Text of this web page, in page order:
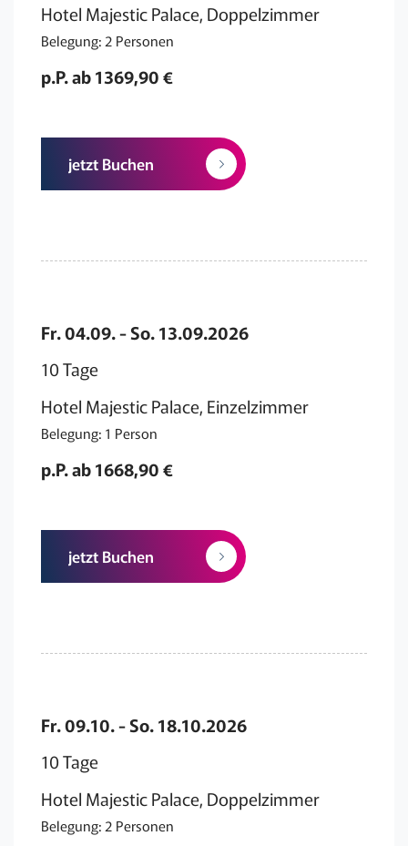
Hotel Majestic Palace, Doppelzimmer
Belegung: 2 Personen
p.P. ab 1369,90 €
jetzt Buchen
Fr. 04.09. - So. 13.09.2026
10 Tage
Hotel Majestic Palace, Einzelzimmer
Belegung: 1 Person
p.P. ab 1668,90 €
jetzt Buchen
Fr. 09.10. - So. 18.10.2026
10 Tage
Hotel Majestic Palace, Doppelzimmer
Belegung: 2 Personen